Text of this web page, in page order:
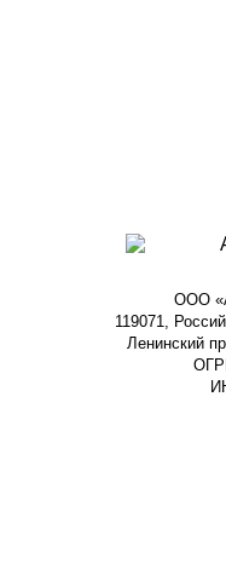
ООО
119071,
Ленинский